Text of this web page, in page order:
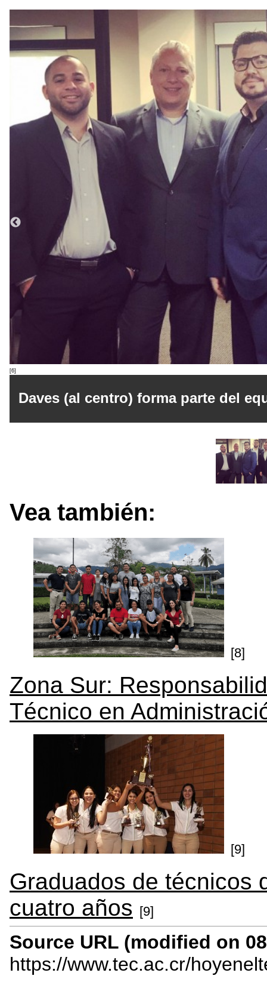
[6]
Daves (al centro) forma parte del
Vea también:
[8]
Zona Sur:
Técnico en
[9]
Graduados de técnicos
cuatro años [9]
Source URL (modified on
https://www.tec.ac.cr/